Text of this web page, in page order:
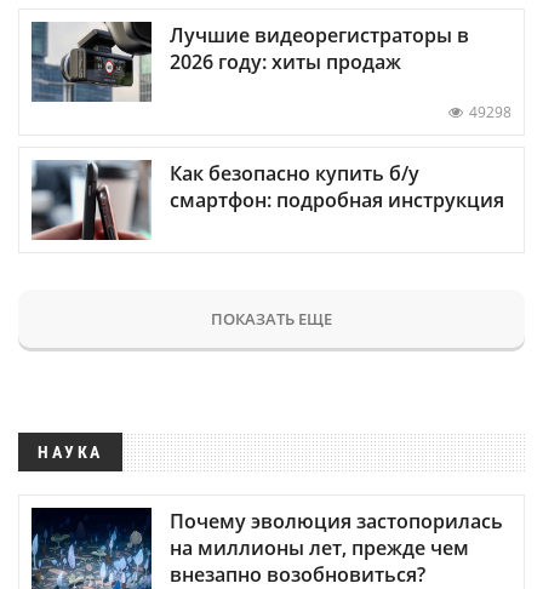
Лучшие видеорегистраторы в
2026 году: хиты продаж
49298
Как безопасно купить б/у
смартфон: подробная инструкция
ПОКАЗАТЬ ЕЩЕ
НАУКА
Почему эволюция застопорилась
на миллионы лет, прежде чем
внезапно возобновиться?